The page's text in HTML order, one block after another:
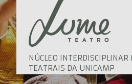
NÚCLEO INTERDISCIPLINAR
TEATRAIS DA UNICAMP